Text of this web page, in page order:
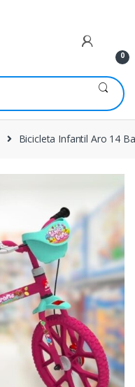
0
Bicicleta Infantil Aro 14